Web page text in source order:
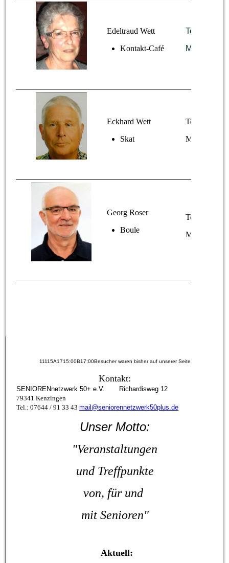
Edeltraud Wett
Kontakt-Café
Tel.:
Mail:
Eckhard Wett
Skat
Tel.: 07644 /
Mail:
Georg Roser
Boule
Tel.: 07644 /
Mail:
11115A1715:00B17:00Besucher waren bisher auf unserer Seite
Kontakt:
SENIORENnetzwerk 50+ e.V. Richardisweg 12
79341 Kenzingen
Tel.: 07644 / 91 33 43mail@seniorennetzwerk50plus.de
Unser Motto:
"Veranstaltungen
und Treffpunkte
von, für und
mit Senioren"
Aktuell: